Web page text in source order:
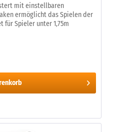
mit einstellbaren
ermöglicht das Spielen der
für Spieler unter 1,75m